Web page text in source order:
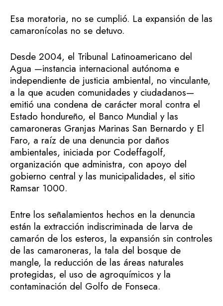
Esa moratoria, no se cumplió. La expansión de las
camaronícolas no se detuvo.
Desde 2004, el Tribunal Latinoamericano del
Agua —instancia internacional autónoma e
independiente de justicia ambiental, no vinculante,
a la que acuden comunidades y ciudadanos—
emitió una condena de carácter moral contra el
Estado hondureño, el Banco Mundial y las
camaroneras Granjas Marinas San Bernardo y El
Faro, a raíz de una denuncia por daños
ambientales, iniciada por Codeffagolf,
organización que administra, con apoyo del
gobierno central y las municipalidades, el sitio
Ramsar 1000.
Entre los señalamientos hechos en la denuncia
están la extracción indiscriminada de larva de
camarón de los esteros, la expansión sin controles
de las camaroneras, la tala del bosque de
mangle, la reducción de las áreas naturales
protegidas, el uso de agroquímicos y la
contaminación del Golfo de Fonseca.